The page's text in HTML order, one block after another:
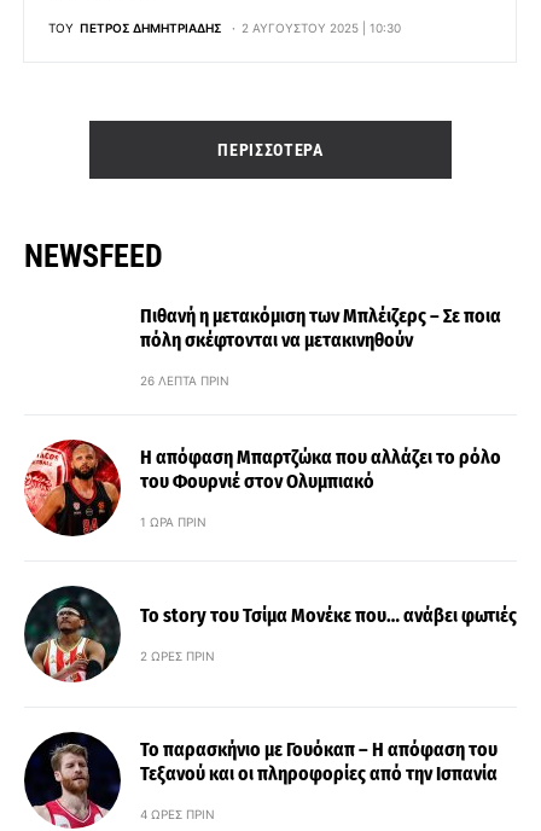
ΤΟΥ ΠΈΤΡΟΣ ΔΗΜΗΤΡΙΆΔΗΣ 2 ΑΥΓΟΎΣΤΟΥ 2025 | 10:30
ΠΕΡΙΣΣΌΤΕΡΑ
NEWSFEED
Πιθανή η μετακόμιση των Μπλέιζερς – Σε ποια
πόλη σκέφτονται να μετακινηθούν
26 ΛΕΠΤΆ ΠΡΙΝ
Η απόφαση Μπαρτζώκα που αλλάζει το ρόλο
του Φουρνιέ στον Ολυμπιακό
1 ΏΡΑ ΠΡΙΝ
Το story του Τσίμα Μονέκε που… ανάβει φωτιές
2 ΏΡΕΣ ΠΡΙΝ
Το παρασκήνιο με Γουόκαπ – Η απόφαση του
Τεξανού και οι πληροφορίες από την Ισπανία
4 ΏΡΕΣ ΠΡΙΝ